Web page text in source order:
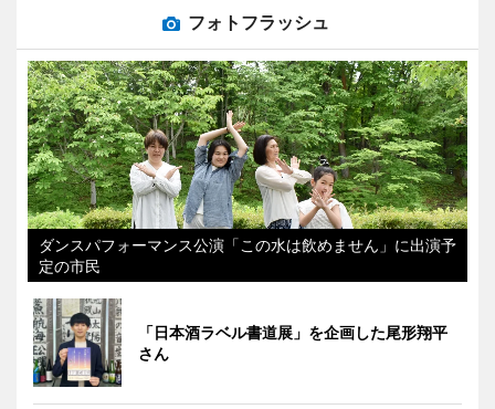
フォトフラッシュ
ダンスパフォーマンス公演「この水は飲めません」に出演予
定の市民
「日本酒ラベル書道展」を企画した尾形翔平
さん